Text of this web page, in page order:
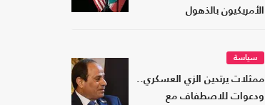
الأمريكيون بالذهول
سياسة
ممثلات يرتدين الزي العسكري..
ودعوات للاصطفاف مع